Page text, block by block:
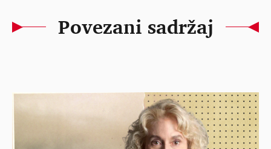
Povezani sadržaj